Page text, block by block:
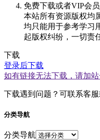
免费下载或者VIP会
本站所有资源版权均
均只能用于参考学习
起版权纠纷，一切责
下载
登录后下载
如有链接无法下载，请加站
下载遇到问题？可联系客
分类导航
分类导航